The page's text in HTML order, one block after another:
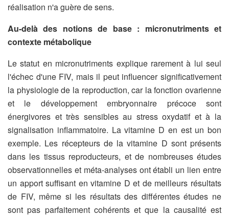
réalisation n'a guère de sens.
Au-delà des notions de base : micronutriments et
contexte métabolique
Le statut en micronutriments explique rarement à lui seul
l'échec d'une FIV, mais il peut influencer significativement
la physiologie de la reproduction, car la fonction ovarienne
et le développement embryonnaire précoce sont
énergivores et très sensibles au stress oxydatif et à la
signalisation inflammatoire. La vitamine D en est un bon
exemple. Les récepteurs de la vitamine D sont présents
dans les tissus reproducteurs, et de nombreuses études
observationnelles et méta-analyses ont établi un lien entre
un apport suffisant en vitamine D et de meilleurs résultats
de FIV, même si les résultats des différentes études ne
sont pas parfaitement cohérents et que la causalité est